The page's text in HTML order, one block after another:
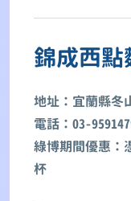
錦成西點
地址：宜蘭縣冬
電話：03-
綠博期間優惠：
杯